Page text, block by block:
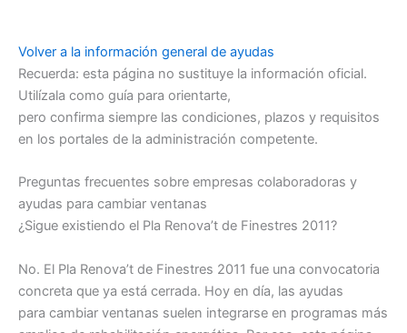
Volver a la información general de ayudas
Recuerda: esta página no sustituye la información oficial.
Utilízala como guía para orientarte,
pero confirma siempre las condiciones, plazos y requisitos
en los portales de la administración competente.
Preguntas frecuentes sobre empresas colaboradoras y
ayudas para cambiar ventanas
¿Sigue existiendo el Pla Renova’t de Finestres 2011?
No. El Pla Renova’t de Finestres 2011 fue una convocatoria
concreta que ya está cerrada. Hoy en día, las ayudas
para cambiar ventanas suelen integrarse en programas más